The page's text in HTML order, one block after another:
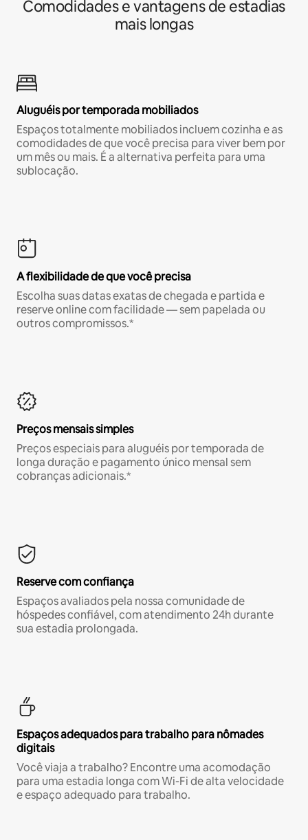
Comodidades e vantagens de estadias
mais longas
Aluguéis por temporada mobiliados
Espaços totalmente mobiliados incluem cozinha e as
comodidades de que você precisa para viver bem por
um mês ou mais. É a alternativa perfeita para uma
sublocação.
A flexibilidade de que você precisa
Escolha suas datas exatas de chegada e partida e
reserve online com facilidade — sem papelada ou
outros compromissos.*
Preços mensais simples
Preços especiais para aluguéis por temporada de
longa duração e pagamento único mensal sem
cobranças adicionais.*
Reserve com confiança
Espaços avaliados pela nossa comunidade de
hóspedes confiável, com atendimento 24h durante
sua estadia prolongada.
Espaços adequados para trabalho para nômades
digitais
Você viaja a trabalho? Encontre uma acomodação
para uma estadia longa com Wi-Fi de alta velocidade
e espaço adequado para trabalho.